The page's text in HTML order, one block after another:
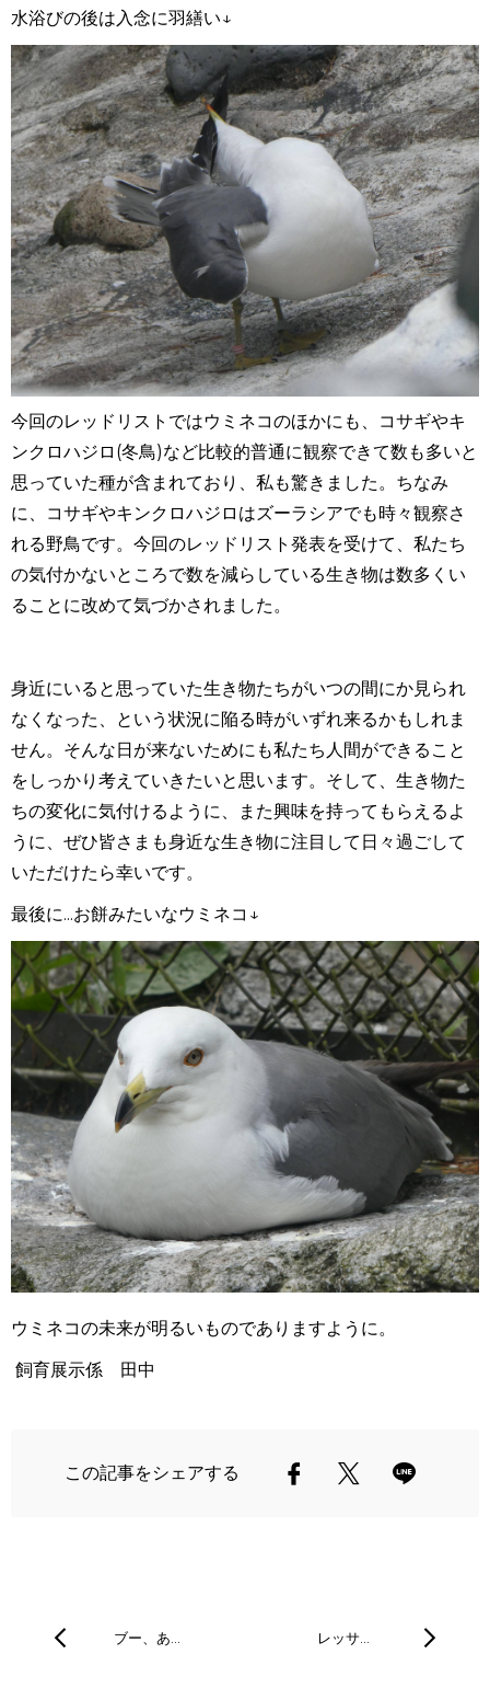
水浴びの後は入念に羽繕い↓
今回のレッドリストではウミネコのほかにも、コサギやキ
ンクロハジロ (冬鳥)など比較的普通に観察できて数も多いと
思っていた種が含まれており、私も驚きました。ちなみ
に、コサギやキンクロハジロはズーラシアでも時々観察さ
れる野鳥です。今回のレッドリスト発表を受けて、私たち
の気付かないところで数を減らしている生き物は数多くい
ることに改めて気づかされました。
身近にいると思っていた生き物たちがいつの間にか見られ
なくなった、という状況に陥る時がいずれ来るかもしれま
せん。そんな日が来ないためにも私たち人間ができること
をしっかり考えていきたいと思います。そして、生き物た
ちの変化に気付けるように、また興味を持ってもらえるよ
うに、ぜひ皆さまも身近な生き物に注目して日々過ごして
いただけたら幸いです。
最後に...お餅みたいなウミネコ↓
ウミネコの未来が明るいものでありますように。
飼育展示係 田中
この記事をシェアする
ブー、あ… レッサ…